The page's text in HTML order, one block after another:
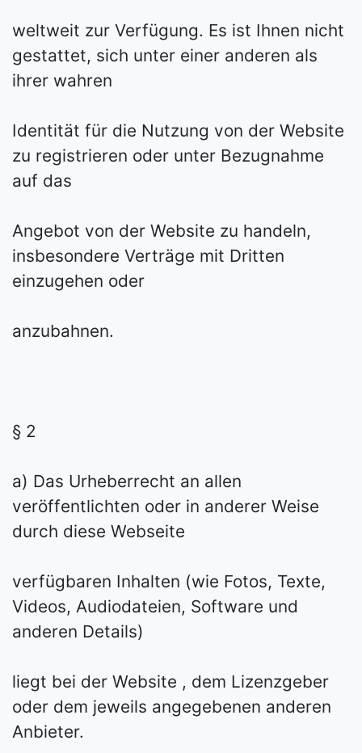
weltweit zur Verfügung. Es ist Ihnen nicht
gestattet, sich unter einer anderen als
ihrer wahren
Identität für die Nutzung von der Website
zu registrieren oder unter Bezugnahme
auf das
Angebot von der Website zu handeln,
insbesondere Verträge mit Dritten
einzugehen oder
anzubahnen.
§ 2
a) Das Urheberrecht an allen
veröffentlichten oder in anderer Weise
durch diese Webseite
verfügbaren Inhalten (wie Fotos, Texte,
Videos, Audiodateien, Software und
anderen Details)
liegt bei der Website , dem Lizenzgeber
oder dem jeweils angegebenen anderen
Anbieter.